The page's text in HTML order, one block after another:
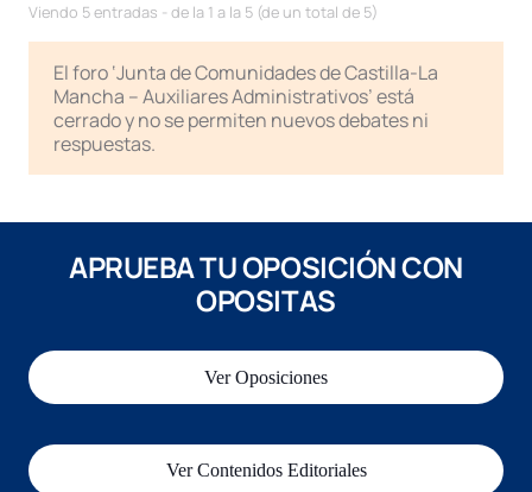
Viendo 5 entradas - de la 1 a la 5 (de un total de 5)
El foro ‘Junta de Comunidades de Castilla-La
Mancha – Auxiliares Administrativos’ está
cerrado y no se permiten nuevos debates ni
respuestas.
APRUEBA TU OPOSICIÓN CON
OPOSITAS
Ver Oposiciones
Ver Contenidos Editoriales